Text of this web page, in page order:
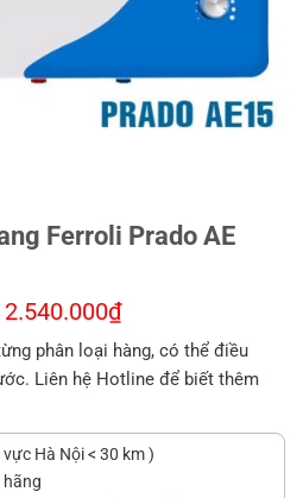
Ferroli Prado AE
2.540.000₫
phân loại hàng, có thể điều
Liên hệ Hotline để biết thêm
Hà Nội < 30 km )